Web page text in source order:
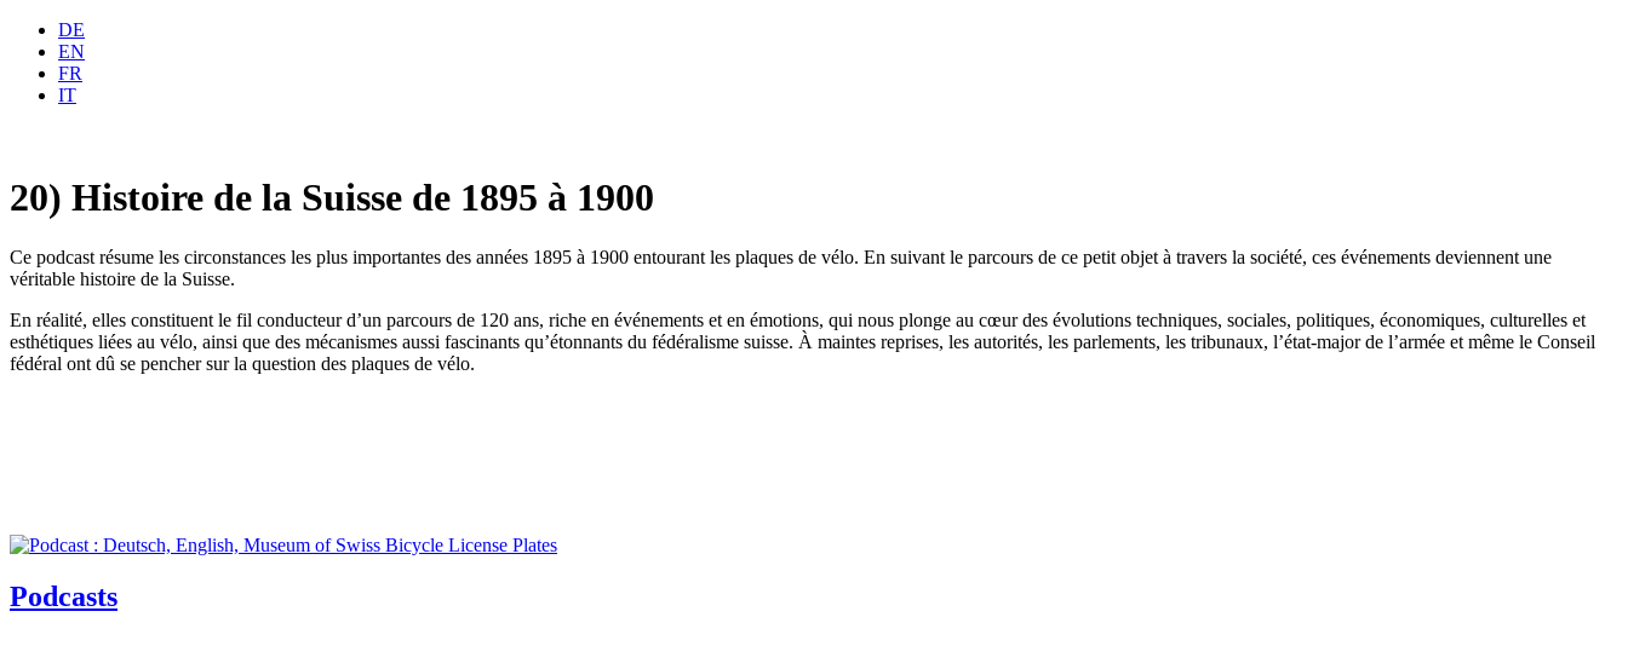
DE
EN
FR
IT
20) Histoire de la Suisse de 1895 à 1900
Ce podcast résume les circonstances les plus importantes des années 1895 à 1900 entourant les plaques de vélo. En suivant le parcours de ce petit objet à travers la société, ces événements deviennent une
véritable histoire de la Suisse.
En réalité, elles constituent le fil conducteur d’un parcours de 120 ans, riche en événements et en émotions, qui nous plonge au cœur des évolutions techniques, sociales, politiques, économiques, culturelles et
esthétiques liées au vélo, ainsi que des mécanismes aussi fascinants qu’étonnants du fédéralisme suisse. À maintes reprises, les autorités, les parlements, les tribunaux, l’état-major de l’armée et même le Conseil
fédéral ont dû se pencher sur la question des plaques de vélo.
Podcasts